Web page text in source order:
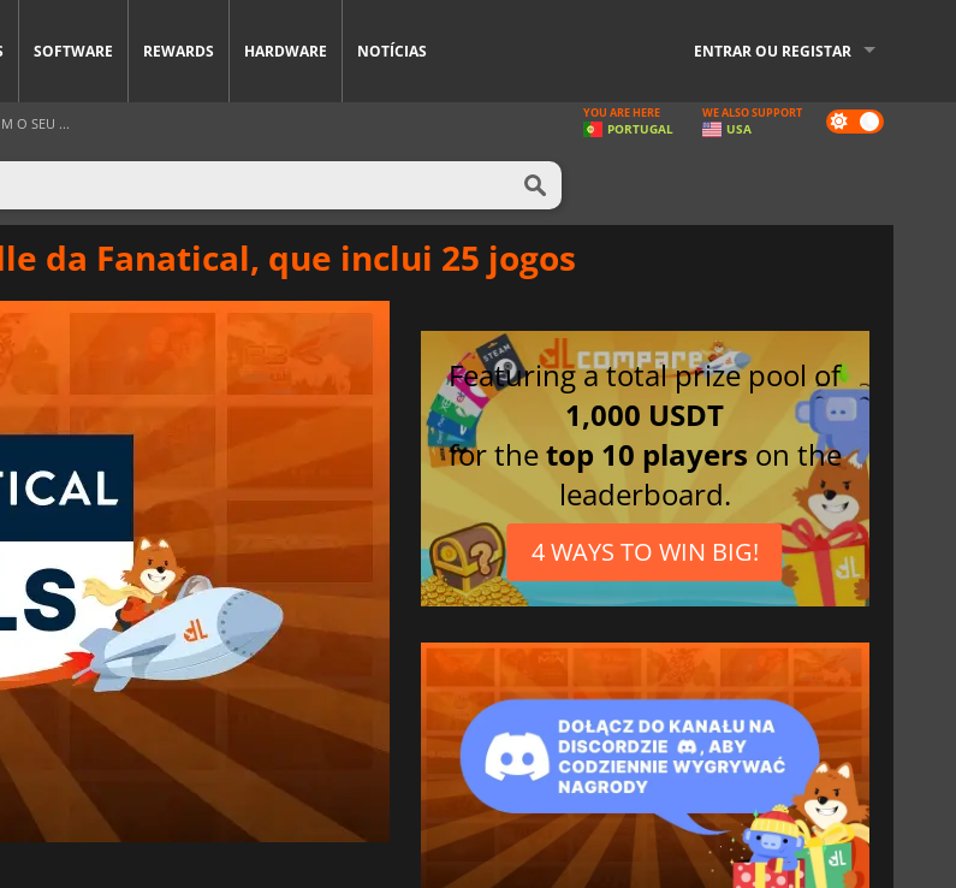
SOFTWARE REWARDS HARDWARE NOTÍCIAS ENTRAR OU REGISTAR
O SEU ... Dark
mode
YOU ARE HERE
PORTUGAL
WE ALSO SUPPORT
USA
da Fanatical, que inclui 25 jogos
Featuring a total prize pool of
1,000 USDT
for thetop 10 players on the
leaderboard.
4 WAYS TO WIN BIG!